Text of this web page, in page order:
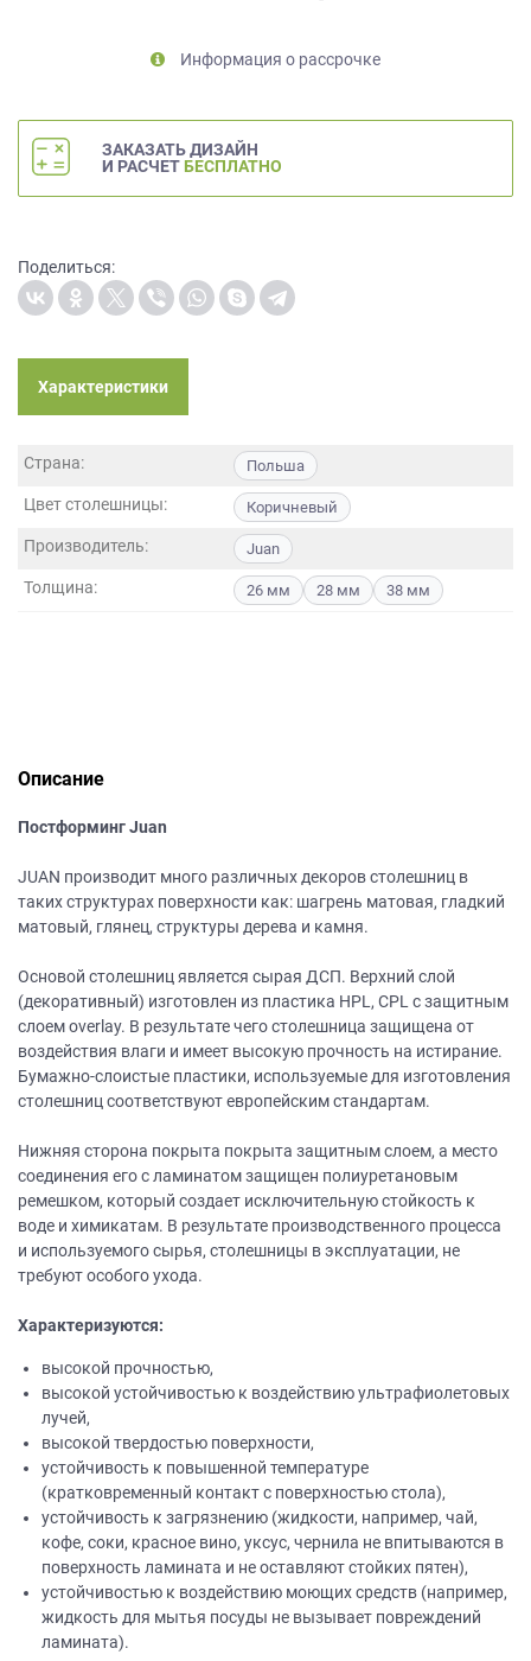
Информация о рассрочке
ЗАКАЗАТЬ ДИЗАЙН
И РАСЧЕТ БЕСПЛАТНО
Поделиться:
Характеристики
Страна: Польша
Цвет столешницы: Коричневый
Производитель: Juan
Толщина: 26 мм 28 мм 38 мм
Описание
Постформинг Juan
JUAN производит много различных декоров столешниц в
таких структурах поверхности как: шагрень матовая, гладкий
матовый, глянец, структуры дерева и камня.
Основой столешниц является сырая ДСП. Верхний слой
(декоративный) изготовлен из пластика HPL, CPL с защитным
слоем overlay. В результате чего столешница защищена от
воздействия влаги и имеет высокую прочность на истирание.
Бумажно-слоистые пластики, используемые для изготовления
столешниц соответствуют европейским стандартам.
Нижняя сторона покрыта покрыта защитным слоем, а место
соединения его с ламинатом защищен полиуретановым
ремешком, который создает исключительную стойкость к
воде и химикатам. В результате производственного процесса
и используемого сырья, столешницы в эксплуатации, не
требуют особого ухода.
Характеризуются:
высокой прочностью,
высокой устойчивостью к воздействию ультрафиолетовых
лучей,
высокой твердостью поверхности,
устойчивость к повышенной температуре
(кратковременный контакт с поверхностью стола),
устойчивость к загрязнению (жидкости, например, чай,
кофе, соки, красное вино, уксус, чернила не впитываются в
поверхность ламината и не оставляют стойких пятен),
устойчивостью к воздействию моющих средств (например,
жидкость для мытья посуды не вызывает повреждений
ламината).
также
Согласие
на
данных
метрическими
программами
на
Политики
персональных
данных.